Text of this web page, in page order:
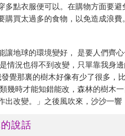
點衣服便可以。在購物方面要避
購買太過多的食物，以免造成浪
讓地球的環境變好， 是要人們齊
情況也得不到改變，只單靠我身
覺那裏的樹木好像有少了很多，
幾時才能知錯能改，森林的樹木
出改變。」之後風吹來，沙沙一
說話